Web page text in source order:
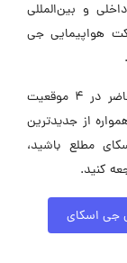
و بین‌المللی
هواپیمایی جی
شرکت هواپیمایی جی اسکای در حال حاضر در ۴ موقعیت
از جدیدترین
مطلع باشید،
کنید.
جی اسکای